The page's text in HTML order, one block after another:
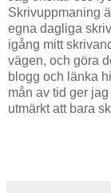
Skrivuppmaning
egna dagliga
igång mitt
vägen, och göra
blogg och länka
mån av tid ger
utmärkt att bara